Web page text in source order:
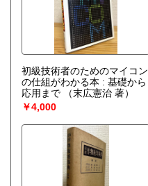
初級技術者のためのマイコン
の仕組がわかる本 : 基礎から
応用まで
（末広憲治 著）
￥4,000